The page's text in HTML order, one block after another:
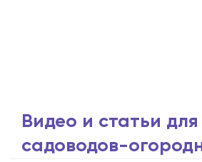
Видео и статьи для
садоводов-